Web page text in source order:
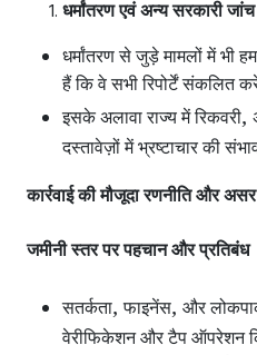
धर्मांतरण एवं अन्य सरकारी जांच
धर्मांतरण से जुड़े मामलों में भी
हैं कि वे सभी रिपोर्टें संकलित
इसके अलावा राज्य में रिकवरी,
दस्तावेज़ों में भ्रष्टाचार की
कार्रवाई की मौजूदा रणनीति और असर
जमीनी स्तर पर पहचान और प्रतिबंध
सतर्कता,फाइनेंस, और लोकपाक
वेरीफिकेशन और टैप ऑपरेशन